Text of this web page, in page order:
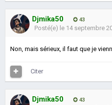
Djmika50 43
Posté(e) le 14 septembre
Non, mais sérieux, il faut que je
Citer
Djmika50 43